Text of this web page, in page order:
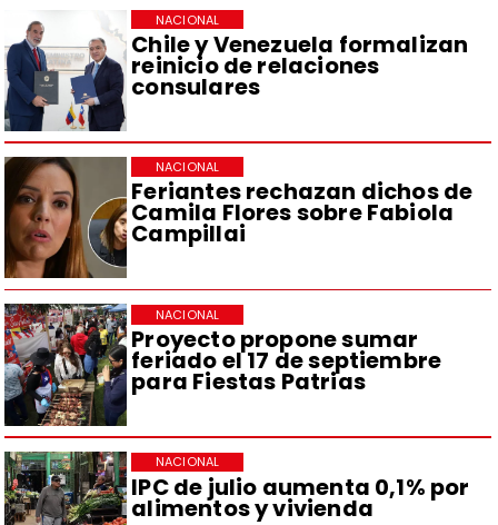
Chile y Venezuela formalizan
reinicio de relaciones
consulares
NACIONAL
Feriantes rechazan dichos de
Camila Flores sobre Fabiola
Campillai
NACIONAL
Proyecto propone sumar
feriado el 17 de septiembre
para Fiestas Patrias
NACIONAL
IPC de julio aumenta 0,1% por
alimentos y vivienda
NACIONAL